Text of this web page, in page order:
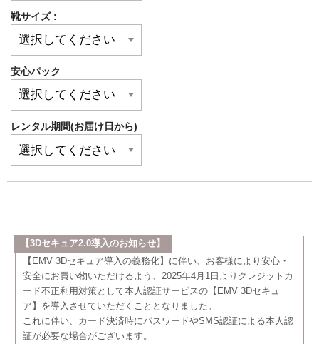
靴サイズ :
安心パック
レンタル期間(お届け日から)
【3Dセキュア2.0導入のお知らせ】
【EMV 3Dセキュア導入の義務化】に伴い、お客様により安心・
安全にお買い物いただけるよう、2025年4月1日よりクレジットカ
ード不正利用対策として本人認証サービスの【EMV 3Dセキュ
ア】を導入させていただくこととなりました。
これに伴い、カード決済時にパスワードやSMS認証による本人認
証が必要な場合がございます。